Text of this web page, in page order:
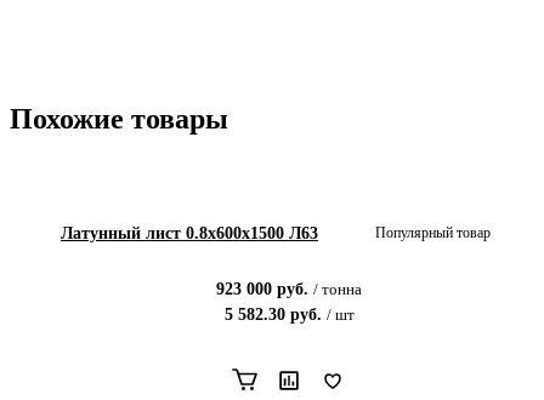
Похожие товары
Латунный лист 0.8x600x1500 Л63 Популярный товар
923 000 руб. / тонна
5 582.30руб. / шт